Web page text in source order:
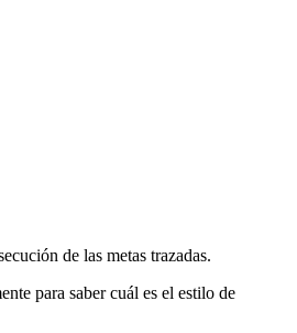
de las metas trazadas.
para saber cuál es el estilo de